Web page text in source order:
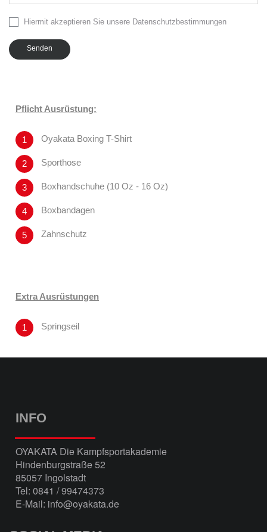
Hiermit akzeptieren Sie unsere Datenschutzbestimmungen
Senden
Pflicht Ausrüstung:
Oyakata Boxing T-Shirt
Sporthose
Boxhandschuhe (10 Oz - 16 Oz)
Boxbandagen
Zahnschutz
Extra Ausrüstungen
Springseil
INFO
OYAKATA Die Kampfsportakademie
Hindenburgstraße 52
85057 Ingolstadt
Tel: 0841 / 99474373
E-Mail: info@oyakata.de